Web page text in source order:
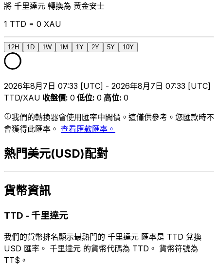
將 千里達元 轉換為 黃金安士
1 TTD = 0 XAU
12H 1D 1W 1M 1Y 2Y 5Y 10Y
2026年8月7日 07:33 [UTC] - 2026年8月7日 07:33 [UTC]
TTD/XAU 收盤價: 0 低位: 0 高位: 0
我們的轉換器會使用匯率中間價。這僅供參考。您匯款時不
會獲得此匯率。 查看匯款匯率。
熱門美元(USD)配對
貨幣資訊
TTD - 千里達元
我們的貨幣排名顯示最熱門的 千里達元 匯率是 TTD 兌換
USD 匯率。 千里達元 的貨幣代碼為 TTD。 貨幣符號為
TT$。